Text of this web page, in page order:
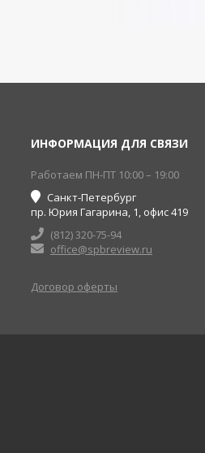
ИНФОРМАЦИЯ ДЛЯ СВЯЗИ
Работаем ПН-ПТ 10:00 – 19:00
Санкт-Петербург
пр. Юрия Гагарина, 1, офис 419
(812) 320-75-94
office@spbreview.ru
Договор оферты